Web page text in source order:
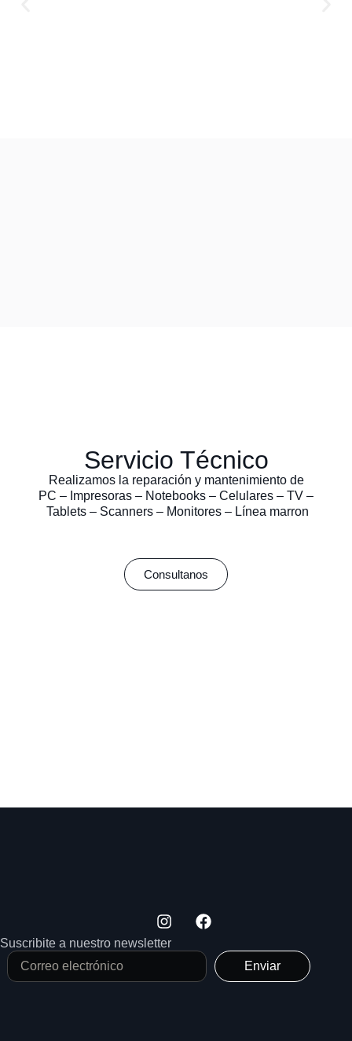
Servicio Técnico
Realizamos la reparación y mantenimiento de
PC – Impresoras – Notebooks – Celulares – TV –
Tablets – Scanners – Monitores – Línea marron
Consultanos
Suscribite a nuestro newsletter
Enviar